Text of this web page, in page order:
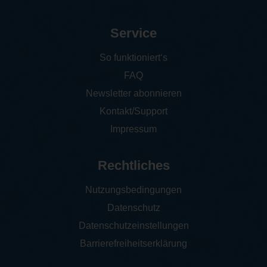
Service
So funktioniert‘s
FAQ
Newsletter abonnieren
Kontakt/Support
Impressum
Rechtliches
Nutzungsbedingungen
Datenschutz
Datenschutzeinstellungen
Barrierefreiheitserklärung